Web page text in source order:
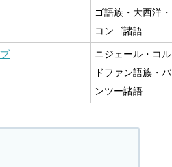
ゴ語族・大西洋・
コンゴ諸語
ニジェール・コル
ドファン語族・バ
ンツー諸語